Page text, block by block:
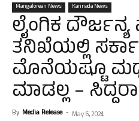
Mangalorean News Kannada News
ಲೈಂಗಿಕ ದೌರ್ಜನ್ಯ
ತನಿಖೆಯಲ್ಲಿ
ಮೊನೆಯಷ್ಟೂ
ಮಾಡಲ್ಲ –
By Media Release - May 6, 2024